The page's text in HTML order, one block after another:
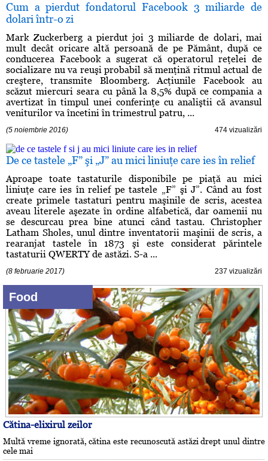
Cum a pierdut fondatorul Facebook 3 miliarde de
dolari într-o zi
Mark Zuckerberg a pierdut joi 3 miliarde de dolari, mai
mult decât oricare altă persoană de pe Pământ, după ce
conducerea Facebook a sugerat că operatorul reţelei de
socializare nu va reuşi probabil să menţină ritmul actual de
creştere, transmite Bloomberg. Acţiunile Facebook au
scăzut miercuri seara cu până la 8,5% după ce compania a
avertizat în timpul unei conferinţe cu analiştii că avansul
veniturilor va încetini în trimestrul patru, ...
(5 noiembrie 2016) 474 vizualizări
De ce tastele „F” şi „J” au mici liniuţe care ies în relief
Aproape toate tastaturile disponibile pe piaţă au mici
liniuţe care ies în relief pe tastele „F” şi J”. Când au fost
create primele tastaturi pentru maşinile de scris, acestea
aveau literele aşezate în ordine alfabetică, dar oamenii nu
se descurcau prea bine atunci când tastau. Christopher
Latham Sholes, unul dintre inventatorii maşinii de scris, a
rearanjat tastele în 1873 şi este considerat părintele
tastaturii QWERTY de astăzi. S-a ...
(8 februarie 2017) 237 vizualizări
Food
Cătina-elixirul zeilor
Multă vreme ignorată, cătina este recunoscută astăzi drept unul dintre
cele mai